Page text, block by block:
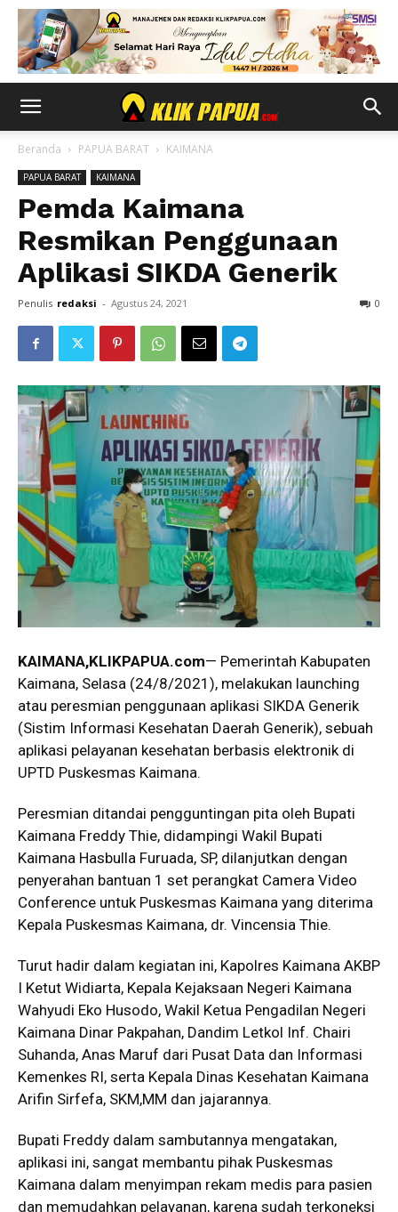
Beranda PAPUA BARAT KAIMANA
PAPUA BARAT KAIMANA
Pemda Kaimana
Resmikan Penggunaan
Aplikasi SIKDA Generik
Penulis redaksi - Agustus 24, 2021 0
KAIMANA,KLIKPAPUA.com— Pemerintah Kabupaten
Kaimana, Selasa (24/8/2021), melakukan launching
atau peresmian penggunaan aplikasi SIKDA Generik
(Sistim Informasi Kesehatan Daerah Generik), sebuah
aplikasi pelayanan kesehatan berbasis elektronik di
UPTD Puskesmas Kaimana.
Peresmian ditandai pengguntingan pita oleh Bupati
Kaimana Freddy Thie, didampingi Wakil Bupati
Kaimana Hasbulla Furuada, SP, dilanjutkan dengan
penyerahan bantuan 1 set perangkat Camera Video
Conference untuk Puskesmas Kaimana yang diterima
Kepala Puskesmas Kaimana, dr. Vincensia Thie.
Turut hadir dalam kegiatan ini, Kapolres Kaimana AKBP
I Ketut Widiarta, Kepala Kejaksaan Negeri Kaimana
Wahyudi Eko Husodo, Wakil Ketua Pengadilan Negeri
Kaimana Dinar Pakpahan, Dandim Letkol Inf. Chairi
Suhanda, Anas Maruf dari Pusat Data dan Informasi
Kemenkes RI, serta Kepala Dinas Kesehatan Kaimana
Arifin Sirfefa, SKM,MM dan jajarannya.
Bupati Freddy dalam sambutannya mengatakan,
aplikasi ini, sangat membantu pihak Puskesmas
Kaimana dalam menyimpan rekam medis para pasien
dan memudahkan pelayanan, karena sudah terkoneksi